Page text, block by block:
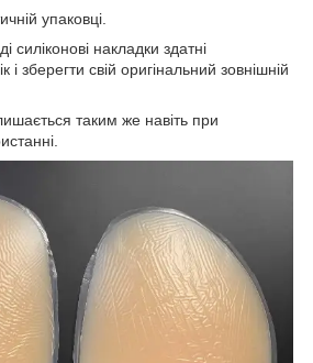
упаковці.
накладки здатні
зберегти свій оригінальний зовнішній
таким же навіть при